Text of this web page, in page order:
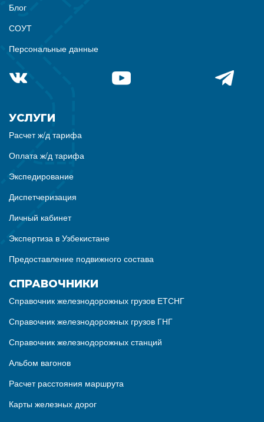
Блог
СОУТ
Персональные данные
УСЛУГИ
Расчет ж/д тарифа
Оплата ж/д тарифа
Экспедирование
Диспетчеризация
Личный кабинет
Экспертиза в Узбекистане
Предоставление подвижного состава
СПРАВОЧНИКИ
Справочник железнодорожных грузов ЕТСНГ
Справочник железнодорожных грузов ГНГ
Справочник железнодорожных станций
Альбом вагонов
Расчет расстояния маршрута
Карты железных дорог